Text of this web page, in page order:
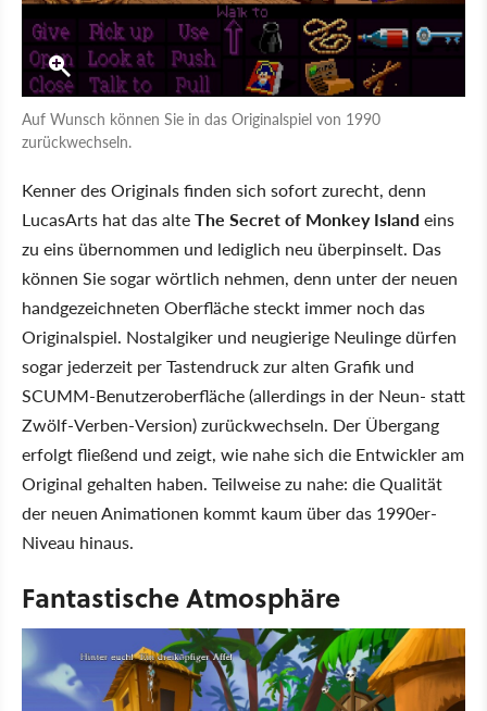
Auf Wunsch können Sie in das Originalspiel von 1990
zurückwechseln.
Kenner des Originals finden sich sofort zurecht, denn
LucasArts hat das alteThe Secret of Monkey Islandeins
zu eins übernommen und lediglich neu überpinselt. Das
können Sie sogar wörtlich nehmen, denn unter der neuen
handgezeichneten Oberfläche steckt immer noch das
Originalspiel. Nostalgiker und neugierige Neulinge dürfen
sogar jederzeit per Tastendruck zur alten Grafik und
SCUMM-Benutzeroberfläche (allerdings in der Neun- statt
Zwölf-Verben-Version) zurückwechseln. Der Übergang
erfolgt fließend und zeigt, wie nahe sich die Entwickler am
Original gehalten haben. Teilweise zu nahe: die Qualität
der neuen Animationen kommt kaum über das 1990er-
Niveau hinaus.
Fantastische Atmosphäre